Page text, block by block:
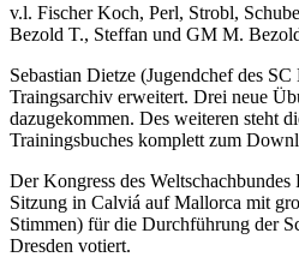
v.l. Fischer Koch, Perl, Strobl,
Bezold T., Steffan und GM M.
Sebastian Dietze (Jugendchef des
Traingsarchiv erweitert. Drei neue
dazugekommen. Des weiteren steht
Trainingsbuches komplett zum
Der Kongress des
Sitzung in Calviá auf Mallorca mit
Stimmen) für die Durchführung der
Dresden votiert.